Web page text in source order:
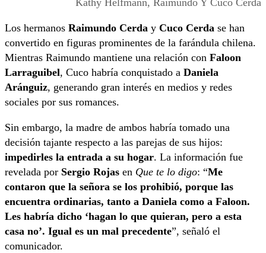
Kathy Helfmann, Raimundo Y Cuco Cerda
Los hermanos Raimundo Cerda y Cuco Cerda se han
convertido en figuras prominentes de la farándula chilena.
Mientras Raimundo mantiene una relación con Faloon
Larraguibel, Cuco habría conquistado a Daniela
Aránguiz, generando gran interés en medios y redes
sociales por sus romances.
Sin embargo, la madre de ambos habría tomado una
decisión tajante respecto a las parejas de sus hijos:
impedirles la entrada a su hogar. La información fue
revelada por Sergio Rojas en Que te lo digo: “Me
contaron que la señora se los prohibió, porque las
encuentra ordinarias, tanto a Daniela como a Faloon.
Les habría dicho ‘hagan lo que quieran, pero a esta
casa no’. Igual es un mal precedente”, señaló el
comunicador.